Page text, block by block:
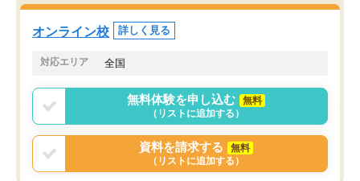
オンライン校 詳しく見る
対応エリア 全国
無料体験を申し込む
無料
（リストに追加する）
資料を請求する
無料
（リストに追加する）